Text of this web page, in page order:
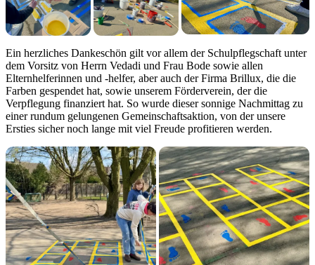
Ein herzliches Dankeschön gilt vor allem der Schulpflegschaft unter
dem Vorsitz von Herrn Vedadi und Frau Bode sowie allen
Elternhelferinnen und -helfer, aber auch der Firma Brillux, die die
Farben gespendet hat, sowie unserem Förderverein, der die
Verpflegung finanziert hat. So wurde dieser sonnige Nachmittag zu
einer rundum gelungenen Gemeinschaftsaktion, von der unsere
Ersties sicher noch lange mit viel Freude profitieren werden.